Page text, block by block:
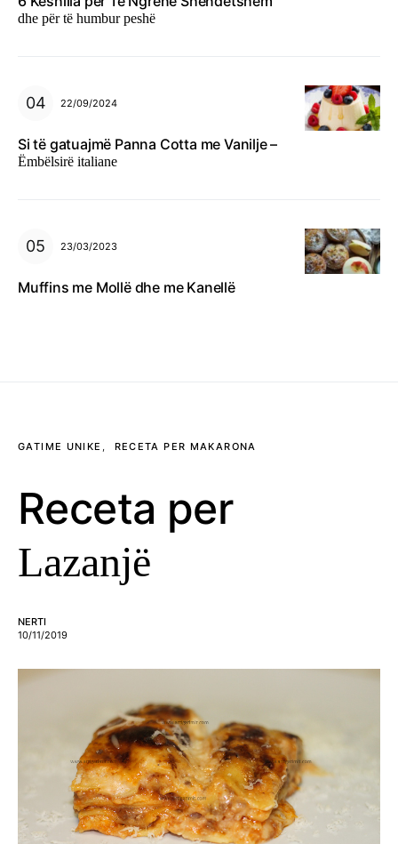
dhe për të humbur peshë
22/09/2024
Si të gatuajmë Panna Cotta me Vanilje –
Ëmbëlsirë italiane
23/03/2023
Muffins me Mollë dhe me Kanellë
GATIME UNIKE RECETA PER MAKARONA
Receta per
Lazanjë
NERTI
10/11/2019